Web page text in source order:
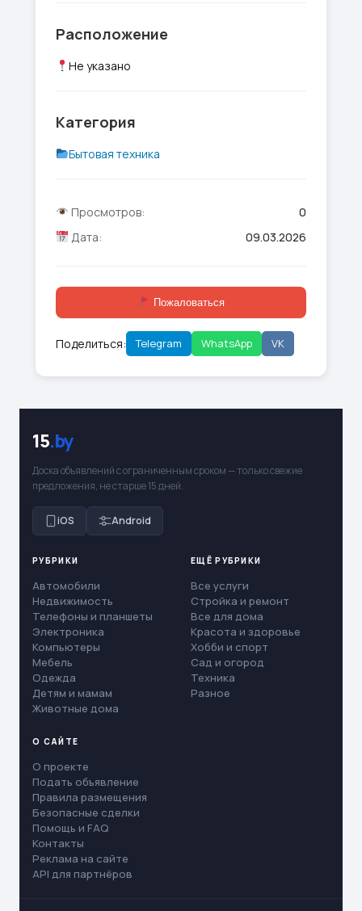
Расположение
Не указано
Категория
Бытовая техника
Просмотров:
0
Дата:
09.03.2026
Пожаловаться
Поделиться: Telegram WhatsApp VK
15.by
Доска объявлений с ограниченным сроком — только свежие
предложения, не старше 15 дней.
iOS Android
РУБРИКИ
Автомобили
Недвижимость
Телефоны и планшеты
Электроника
Компьютеры
Мебель
Одежда
Детям и мамам
Животные дома
ЕЩЁ РУБРИКИ
Все услуги
Стройка и ремонт
Все для дома
Красота и здоровье
Хобби и спорт
Сад и огород
Техника
Разное
О САЙТЕ
О проекте
Подать объявление
Правила размещения
Безопасные сделки
Помощь и FAQ
Контакты
Реклама на сайте
API для партнёров